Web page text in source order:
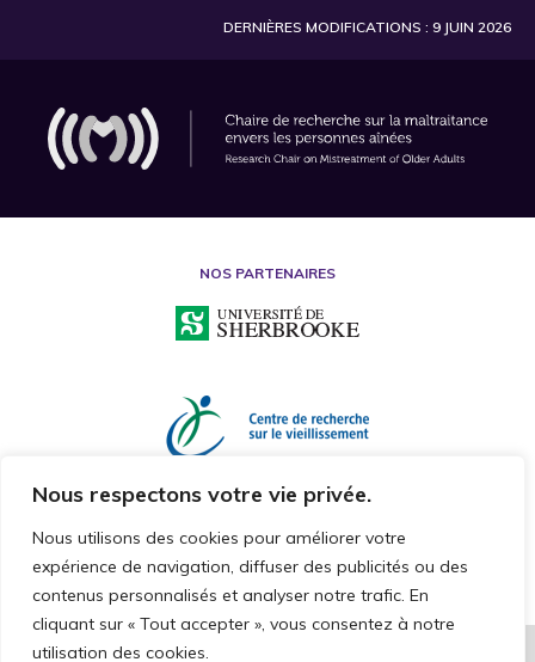
Nous respectons votre vie privée.
Nous utilisons des cookies pour améliorer votre
expérience de navigation, diffuser des publicités ou des
contenus personnalisés et analyser notre trafic. En
cliquant sur « Tout accepter », vous consentez à notre
utilisation des cookies.
DERNIÈRES MODIFICATIONS : 9 JUIN 2026
NOS PARTENAIRES